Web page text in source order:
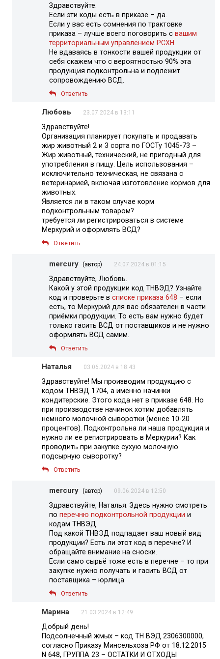
Здравствуйте.
Если эти коды есть в приказе – да.
Если у вас есть сомнения по трактовке
приказа – лучше всего поговорить с вашим
территориальным управлением РСХН
Не вдаваясь в тонкости вашей продукции от
себя скажем что с вероятностью 90% эта
продукция подконтрольна и подлежит
сопровождению ВСД.
Ответить
Любовь 23.07.2024 в 13:11
Здравствуйте!
Организация планирует покупать и продавать
жир животный 2 и 3 сорта по ГОСТу 1045-73 –
Жир животный, технический, не пригодный для
употребления в пищу. Цель использования –
исключительно техническая, не связана с
ветеринарией, включая изготовление кормов для
животных.
Является ли в таком случае корм
подконтрольным товаром?
требуется ли регистрироваться в системе
Меркурий и оформлять ВСД?
Ответить
mercury (автор) 24.07.2024 в 01:15
Здравствуйте, Любовь.
Какой у этой продукции код ТНВЭД? Узнайте
код и проверьте в списке приказа 648 – если
есть, то Меркурий для вас обязателен в части
приёмки продукции. То есть вам нужно будет
только гасить ВСД от поставщиков и не нужно
оформлять ВСД самим.
Ответить
Наталья 03.06.2024 в 18:43
Здравствуйте! Мы производим продукцию с
кодом ТНВЭД 1704, а именно начинки
кондитерские. Этого кода нет в приказе 648. Но
при производстве начинок хотим добавлять
немного молочной сыворотки (менее 10-20
процентов). Подконтрольна ли наша продукция и
нужно ли ее регистрировать в Меркурии? Как
проводить при закупке сухую молочную
подсырную сыворотку?
Ответить
mercury (автор) 09.06.2024 в 12:50
Здравствуйте, Наталья. Здесь нужно смотреть
по перечню подконтрольной продукции и
кодам ТНВЭД.
Под какой ТНВЭД подпадает ваш новый вид
продукции? Есть ли этот код в перечне? И
обращайте внимание на сноски.
Если само сырьё тоже есть в перечне – то при
закупке нужно получать и гасить ВСД от
поставщика – юрлица.
Ответить
Марина 21.03.2024 в 12:49
Добрый день!
Подсолнечный жмых – код ТН ВЭД 2306300000,
согласно Приказу Минсельхоза РФ от 18.12.2015
N 648, ГРУППА 23 – ОСТАТКИ И ОТХОДЫ